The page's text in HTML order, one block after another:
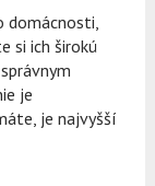
domácnosti,
si ich širokú
je
je najvyšší